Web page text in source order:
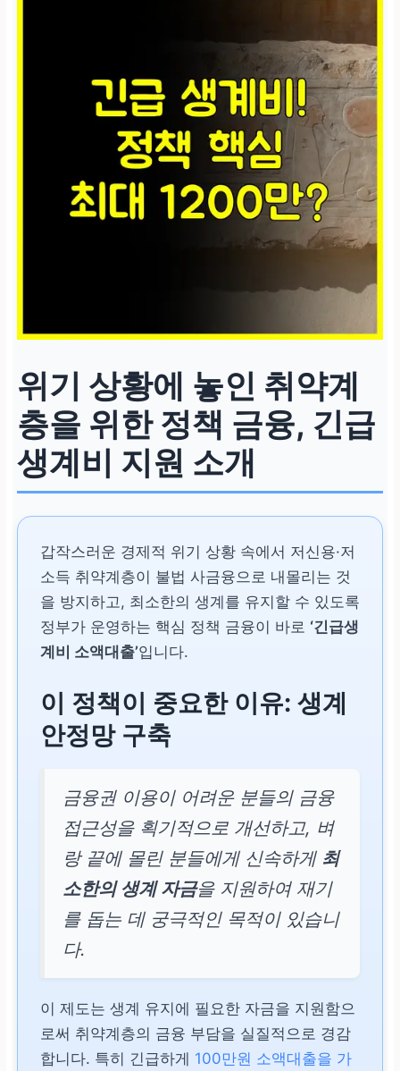
위기 상황에 놓인 취약계
층을 위한 정책 금융, 긴급
생계비 지원 소개
갑작스러운 경제적 위기 상황 속에서 저신용·저
소득 취약계층이 불법 사금융으로 내몰리는 것
을 방지하고, 최소한의 생계를 유지할 수 있도록
정부가 운영하는 핵심 정책 금융이 바로 ‘긴급생
계비 소액대출’입니다.
이 정책이 중요한 이유: 생계
안정망 구축
금융권 이용이 어려운 분들의 금융
접근성을 획기적으로 개선하고, 벼
랑 끝에 몰린 분들에게 신속하게 최
소한의 생계 자금을 지원하여 재기
를 돕는 데 궁극적인 목적이 있습니
다.
이 제도는 생계 유지에 필요한 자금을 지원함으
로써 취약계층의 금융 부담을 실질적으로 경감
합니다. 특히 긴급하게 100만원 소액대출을 가